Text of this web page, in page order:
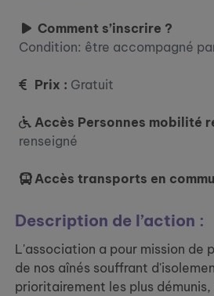
Comment s’inscrire ?
Condition: être accompagné
Prix : Gratuit
Accès Personnes mobilité
renseigné
Accès transports en
Description de l’action :
L'association a pour mission de
de nos aînés souffrant
prioritairement les plus